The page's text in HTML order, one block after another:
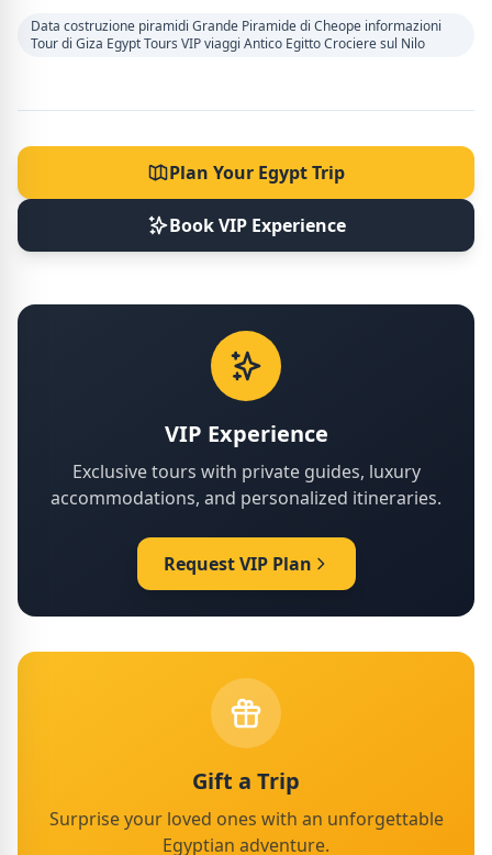
Data costruzione piramidi Grande Piramide di Cheope informazioni
Tour di Giza Egypt Tours VIP viaggi Antico Egitto Crociere sul Nilo
Plan Your Egypt Trip
Book VIP Experience
VIP Experience
Exclusive tours with private guides, luxury
accommodations, and personalized itineraries.
Request VIP Plan
Gift a Trip
Surprise your loved ones with an unforgettable
Egyptian adventure.